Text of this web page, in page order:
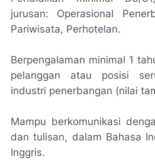
jurusan: Operasional
Pariwisata, Perhotelan.
Berpengalaman minimal 1
pelanggan atau posisi
industri penerbangan (nilai
Mampu berkomunikasi
dan tulisan, dalam Bahasa
Inggris.